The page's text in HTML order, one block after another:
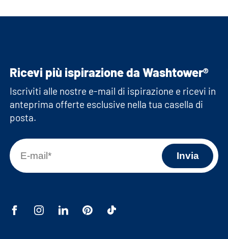
Ricevi più ispirazione da Washtower®
Iscriviti alle nostre e-mail di ispirazione e ricevi in
anteprima offerte esclusive nella tua casella di
posta.